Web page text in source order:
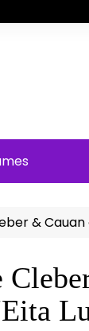
&